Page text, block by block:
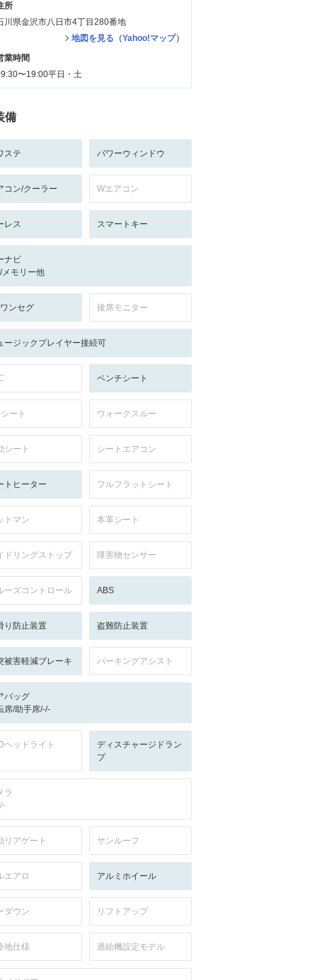
所
川県金沢市八日市4丁目280番地
地図を見る（Yahoo!マップ）
業時間
〜19:00平日・土
備
ステ パワーウィンドウ
コン/クーラー Wエアコン
レス スマートキー
ナビ
メモリー他
ンセグ 後席モニター
ージックプレイヤー接続可
ベンチシート
ート ウォークスルー
シート シートエアコン
トヒーター フルフラットシート
トマン 本革シート
ドリングストップ 障害物センサー
ーズコントロール ABS
り防止装置 盗難防止装置
被害軽減ブレーキ パーキングアシスト
バッグ
席/助手席/-/-
ヘッドライト
ディスチャージドラン
プ
ラ
リアゲート サンルーフ
エアロ アルミホイール
ダウン リフトアップ
地仕様 過給機設定モデル